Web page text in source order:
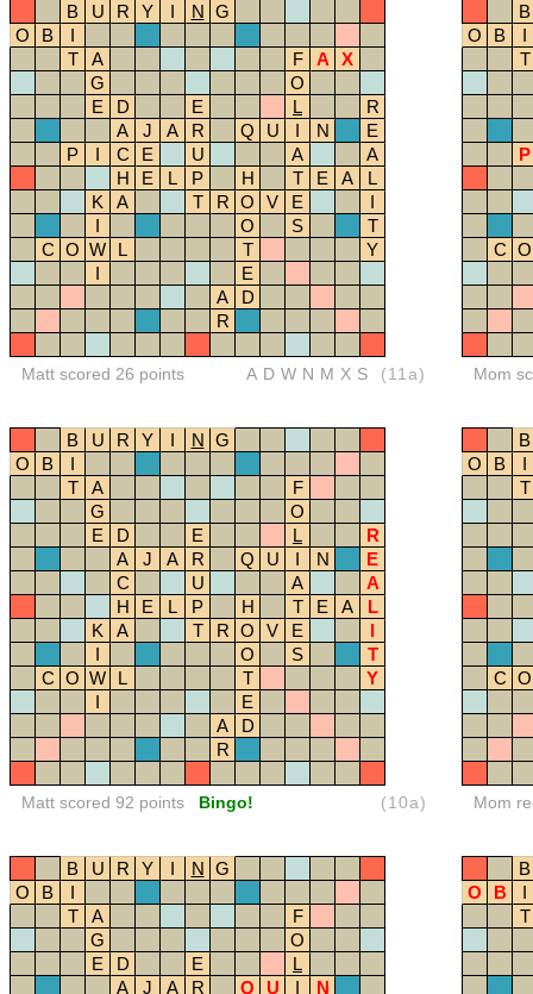
B U R Y I N G
O
B
I
T
A F A
X
G
O
E
D E L
R
A
J A R Q U I N
E
P
I C E U A
A
H
E L P H T E A
L
K
A T R O V E
I
I
O S
T
C O W L T
Y
I
E
A
D
R
Matt scored 26 points ADWNMXS (11a)
B
O
B
I
T
P
C O
Mom
B U R Y I N G
O
B
I
T
A
F
G
O
E
D E L
R
A
J A R Q U I N
E
C
U A
A
H
E L P H T E A
L
K
A T R O V E
I
I
O S
T
C O W L T
Y
I
E
A
D
R
Matt scored 92 points Bingo! (10a)
B
O
B
I
T
C O
Mom
B U R Y I N G
O
B
I
T
A
F
G
O
E
D E
L
A
J A R Q U I N
B
O
B
I
T